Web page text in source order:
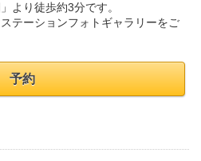
より徒歩約3分です。
テーションフォトギャラリーをご
予約